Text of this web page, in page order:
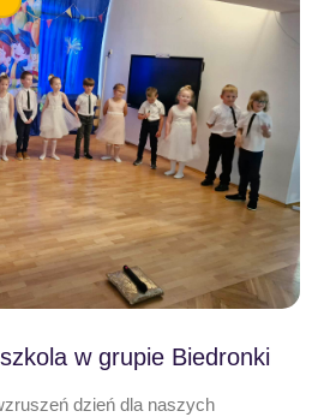
w grupie Biedronki
dzień dla naszych